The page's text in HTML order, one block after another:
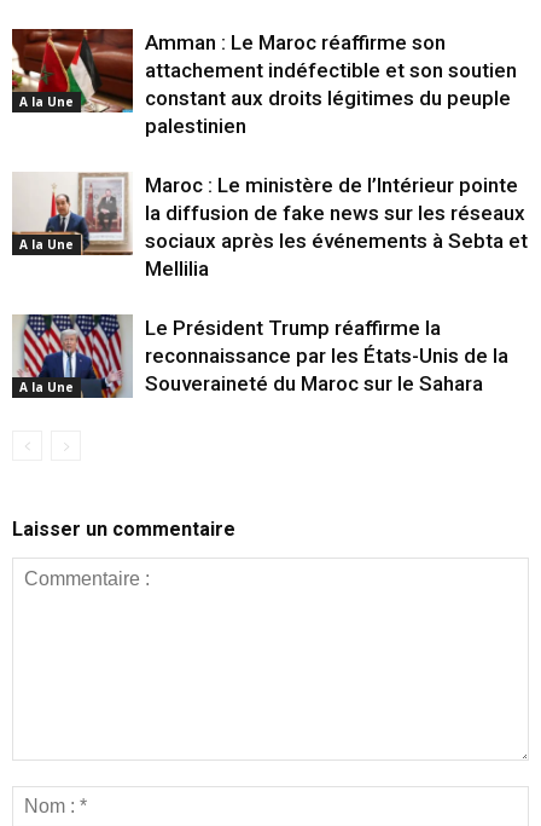
A la Une
Amman : Le Maroc réaffirme son
attachement indéfectible et son soutien
constant aux droits légitimes du peuple
palestinien
A la Une
Maroc : Le ministère de l’Intérieur pointe
la diffusion de fake news sur les réseaux
sociaux après les événements à Sebta et
Mellilia
A la Une
Le Président Trump réaffirme la
reconnaissance par les États-Unis de la
Souveraineté du Maroc sur le Sahara
Laisser un commentaire